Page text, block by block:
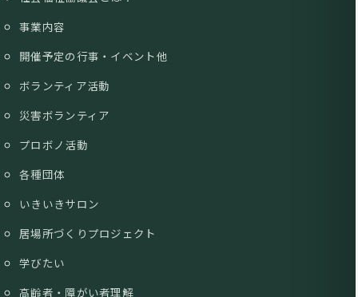
事業内容
開催予定の行事・イベント他
ボランティア活動
災害ボランティア
プロボノ活動
各種団体
いきいきサロン
居場所づくりプロジェクト
学びたい
高齢者・障がい者理解